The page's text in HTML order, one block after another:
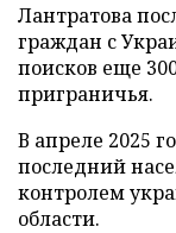
Лантратова
граждан с
поисков еще
приграничья.
В апреле 2025
последний
контролем
области.